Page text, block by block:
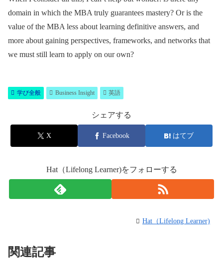
domain in which the MBA truly guarantees mastery? Or is the
value of the MBA less about learning definitive answers, and
more about gaining perspectives, frameworks, and networks that
we must still learn to apply on our own?
学び全般 Business Insight 英語
シェアする
X Facebook はてブ
Hat（Lifelong Learner)をフォローする
Hat（Lifelong Learner)
関連記事